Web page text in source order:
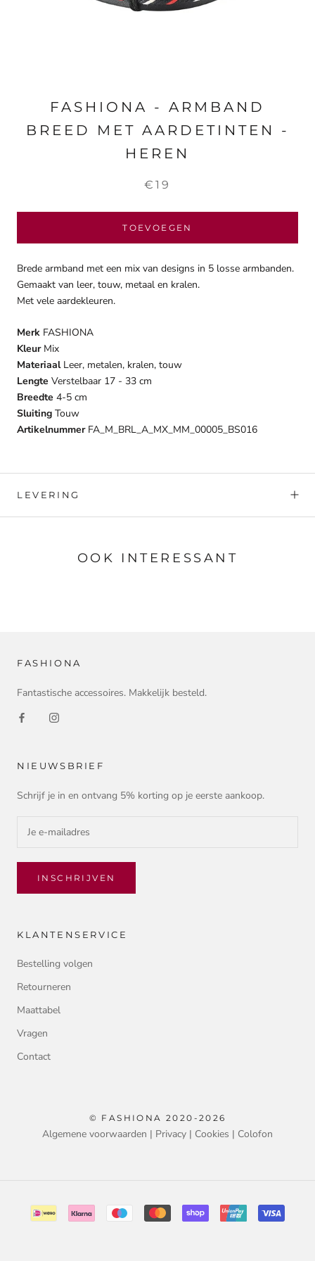
FASHIONA - ARMBAND
BREED MET AARDETINTEN -
HEREN
€19
TOEVOEGEN
Brede armband met een mix van designs in 5 losse armbanden.
Gemaakt van leer, touw, metaal en kralen.
Met vele aardekleuren.
Merk FASHIONA
KleurMix
MateriaalLeer, metalen, kralen, touw
Lengte Verstelbaar 17 - 33 cm
Breedte 4-5 cm
Sluiting Touw
ArtikelnummerFA_M_BRL_A_MX_MM_00005_BS016
LEVERING
OOK INTERESSANT
FASHIONA
Fantastische accessoires. Makkelijk besteld.
NIEUWSBRIEF
Schrijf je in en ontvang 5% korting op je eerste aankoop.
INSCHRIJVEN
KLANTENSERVICE
Bestelling volgen
Retourneren
Maattabel
Vragen
Contact
© FASHIONA 2020-2026
Algemene voorwaarden | Privacy | Cookies | Colofon